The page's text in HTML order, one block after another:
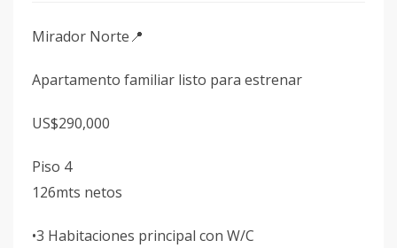
Mirador Norte📍
Apartamento familiar listo para estrenar
US$290,000
Piso 4
126mts netos
•3 Habitaciones principal con W/C